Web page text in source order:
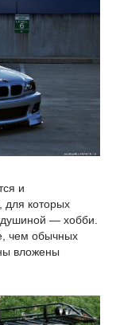
и
для которых
— хобби.
чем обычных
вложены